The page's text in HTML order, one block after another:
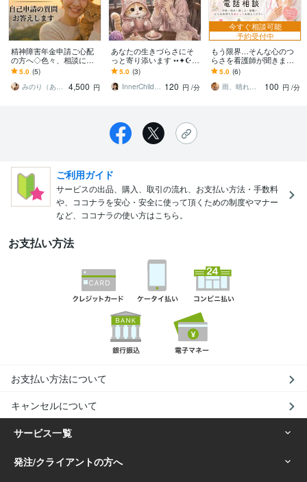
精神障害年金申請ご心配
の方へ◇色々、相談にの
ります 一人で抱え込まな
くて大丈夫！初めての
方、安心してご相談下さ
5.0 (5)
みのり（あなたの努力が実りますよう）
4,500 円
あなたの生きづらさにそ
っと寄り添います ••✦☪︎✦
••魂のリラクゼーション••
✦☪︎✦••
5.0 (3)
InnerChild Healer彩芽 120 円 /分
今すぐ相談可能
予約受付中
もう限界…そんな心のつ
らさを看護師が聞きます
看護師が誰にも言えない
悩みを否定せず聞きます
＊深夜も歓迎！
5.0 (6)
雨、晴れと月
100 円 /分
ご利用ガイド
サービスの出品、購入、取引の流れ、お支払い方法・手数料
や、ココナラを安心・安全に使って頂くための制度やマナー
など、ココナラの使い方はこちら。
お支払い方法
お支払い方法について
キャンセルについて